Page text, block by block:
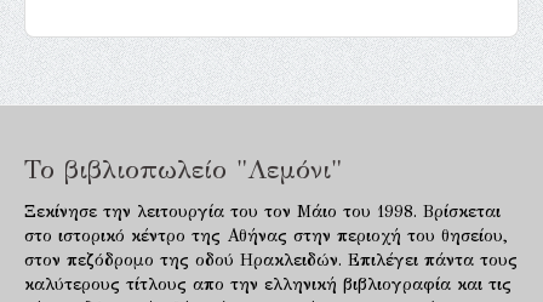
Το βιβλιοπωλείο "Λεμόνι"
Ξεκίνησε την λειτουργία του τον Μάιο του 1998. Βρίσκεται
στο ιστορικό κέντρο της Αθήνας στην περιοχή του θησείου,
στον πεζόδρομο της οδού Ηρακλειδών. Επιλέγει πάντα τους
καλύτερους τίτλους απο την ελληνική βιβλιογραφία και τις